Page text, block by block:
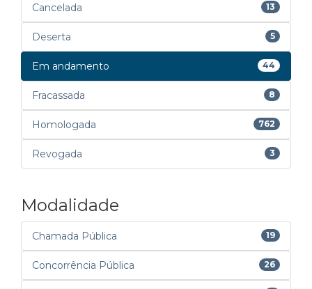
Cancelada 13
Deserta 5
Em andamento 44
Fracassada 8
Homologada 762
Revogada 3
Modalidade
Chamada Pública 19
Concorrência Pública 26